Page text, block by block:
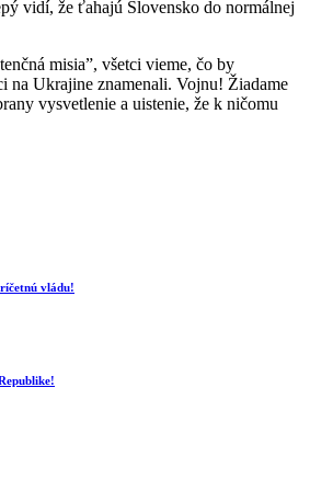
vidí, že ťahajú Slovensko do normálnej
misia”, všetci vieme, čo by
na Ukrajine znamenali. Vojnu! Žiadame
vysvetlenie a uistenie, že k ničomu
vládu!